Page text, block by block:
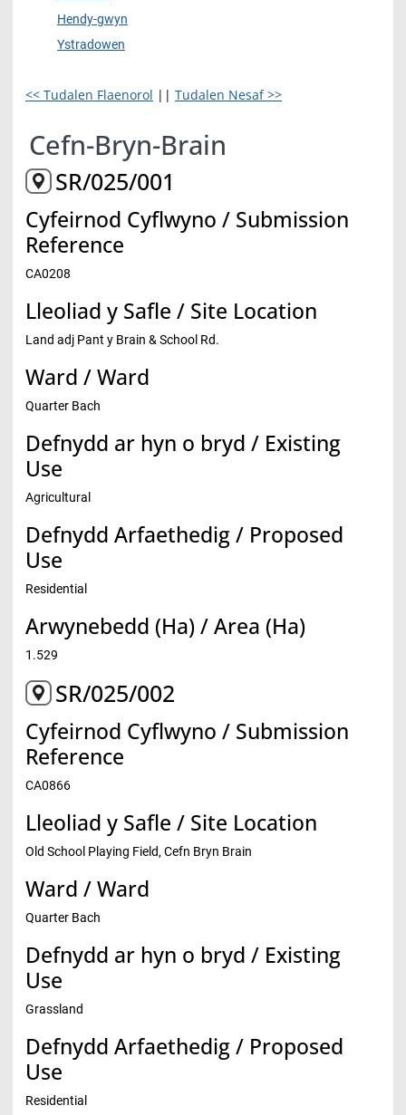
Hendy-gwyn
Ystradowen
<< Tudalen Flaenorol || Tudalen Nesaf >>
Cefn-Bryn-Brain
SR/025/001
Cyfeirnod Cyflwyno / Submission
Reference
CA0208
Lleoliad y Safle / Site Location
Land adj Pant y Brain & School Rd.
Ward / Ward
Quarter Bach
Defnydd ar hyn o bryd / Existing
Use
Agricultural
Defnydd Arfaethedig / Proposed
Use
Residential
Arwynebedd (Ha) / Area (Ha)
1.529
SR/025/002
Cyfeirnod Cyflwyno / Submission
Reference
CA0866
Lleoliad y Safle / Site Location
Old School Playing Field, Cefn Bryn Brain
Ward / Ward
Quarter Bach
Defnydd ar hyn o bryd / Existing
Use
Grassland
Defnydd Arfaethedig / Proposed
Use
Residential